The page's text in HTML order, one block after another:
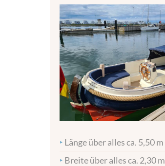
‣ Länge über alles ca. 5,50 m
‣ Breite über alles ca. 2,30 m